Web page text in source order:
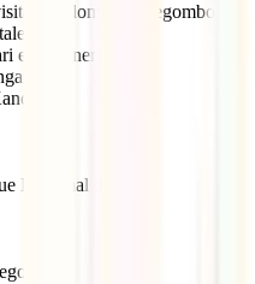
a Colombo o Negombo
en Minneriya
Nacional de Yala)